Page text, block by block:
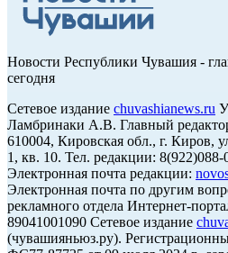
Новости Республики Чувашия -
сегодня
Сетевое издание chuvashianews.ru
Ламбринаки А.В. Главный
610004, Кировская обл., г. Киров,
1, кв. 10. Тел. редакции:
Электронная почта редакции:
Электронная почта по другим
рекламного отдела Интернет-
89041001090 Сетевое издание
(чувашияньюз.ру).